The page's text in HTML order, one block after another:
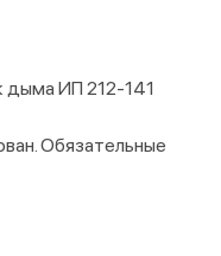
дыма ИП 212-141
Обязательные